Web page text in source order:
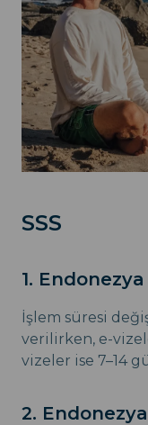
SSS
1.
İşlem süresi
verilirken, e-
vizeler ise 7–14
2.